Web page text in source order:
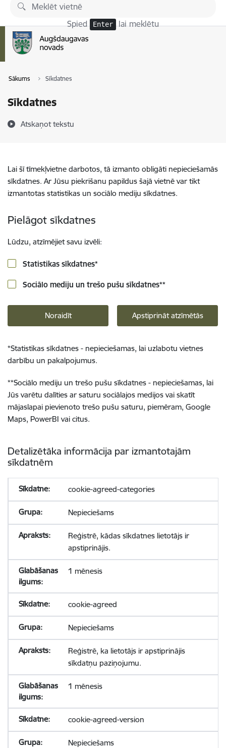
Pāriet uz lapas saturu
Spied Enter lai meklētu
Sākums Sīkdatnes
Sīkdatnes
Atskaņot tekstu
Lai šī tīmekļvietne darbotos, tā izmanto obligāti nepieciešamās
sīkdatnes. Ar Jūsu piekrišanu papildus šajā vietnē var tikt
izmantotas statistikas un sociālo mediju sīkdatnes.
Pielāgot sīkdatnes
Lūdzu, atzīmējiet savu izvēli:
Statistikas sīkdatnes*
Sociālo mediju un trešo pušu sīkdatnes**
Noraidīt Apstiprināt atzīmētās
*Statistikas sīkdatnes - nepieciešamas, lai uzlabotu vietnes
darbību un pakalpojumus.
**Sociālo mediju un trešo pušu sīkdatnes - nepieciešamas, lai
Jūs varētu dalīties ar saturu sociālajos medijos vai skatīt
mājaslapai pievienoto trešo pušu saturu, piemēram, Google
Maps, PowerBI vai citus.
Detalizētāka informācija par izmantotajām
sīkdatnēm
cookie-agreed-categories
Nepieciešams
Reģistrē, kādas sīkdatnes lietotājs ir
apstiprinājis.
1 mēnesis
cookie-agreed
Nepieciešams
Reģistrē, ka lietotājs ir apstiprinājis
sīkdatņu paziņojumu.
1 mēnesis
cookie-agreed-version
Nepieciešams